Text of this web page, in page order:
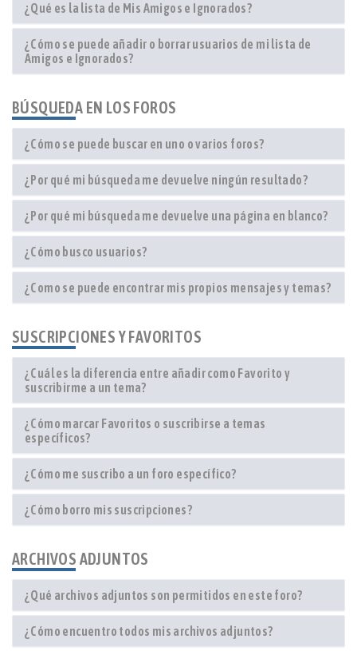
¿Qué es la lista de Mis Amigos e Ignorados?
¿Cómo se puede añadir o borrar usuarios de mi lista de
Amigos e Ignorados?
BÚSQUEDA EN LOS FOROS
¿Cómo se puede buscar en uno o varios foros?
¿Por qué mi búsqueda me devuelve ningún resultado?
¿Por qué mi búsqueda me devuelve una página en blanco?
¿Cómo busco usuarios?
¿Como se puede encontrar mis propios mensajes y temas?
SUSCRIPCIONES Y FAVORITOS
¿Cuál es la diferencia entre añadir como Favorito y
suscribirme a un tema?
¿Cómo marcar Favoritos o suscribirse a temas
específicos?
¿Cómo me suscribo a un foro específico?
¿Cómo borro mis suscripciones?
ARCHIVOS ADJUNTOS
¿Qué archivos adjuntos son permitidos en este foro?
¿Cómo encuentro todos mis archivos adjuntos?